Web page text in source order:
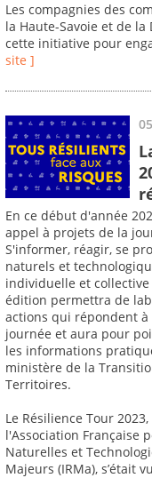
Les compagnies des
la Haute-Savoie et de
cette initiative pour
site ]
En ce début d'année
appel à projets de la
S'informer, réagir, se
naturels et
individuelle et
édition permettra de
actions qui répondent
journée et aura pour
les informations
ministère de la
Territoires.
Le Résilience Tour
l'Association Française
Naturelles et
Majeurs (IRMa), s’était